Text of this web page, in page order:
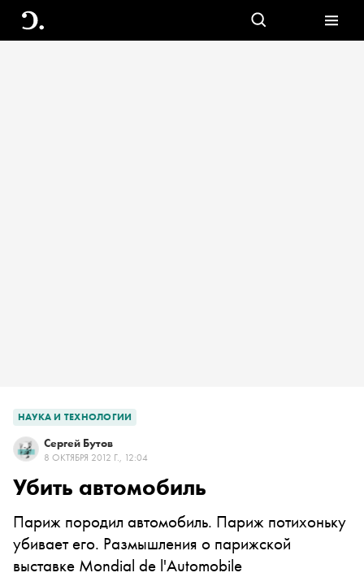
НАУКА И ТЕХНОЛОГИИ
Сергей Бутов
8 ОКТЯБРЯ 2012 Г., 12:04
Убить автомобиль
Париж породил автомобиль. Париж потихоньку
убивает его. Размышления о парижской
выставке Mondial de l'Automobile